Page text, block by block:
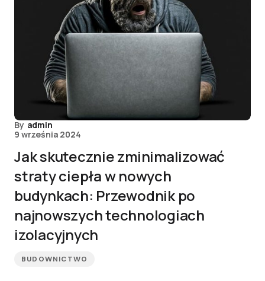
By admin
9 września 2024
Jak skutecznie zminimalizować
straty ciepła w nowych
budynkach: Przewodnik po
najnowszych technologiach
izolacyjnych
BUDOWNICTWO